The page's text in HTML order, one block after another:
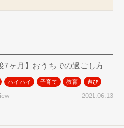
7ヶ月】おうちでの過ごし方
ハイハイ 子育て 教育 遊び
2021.06.13